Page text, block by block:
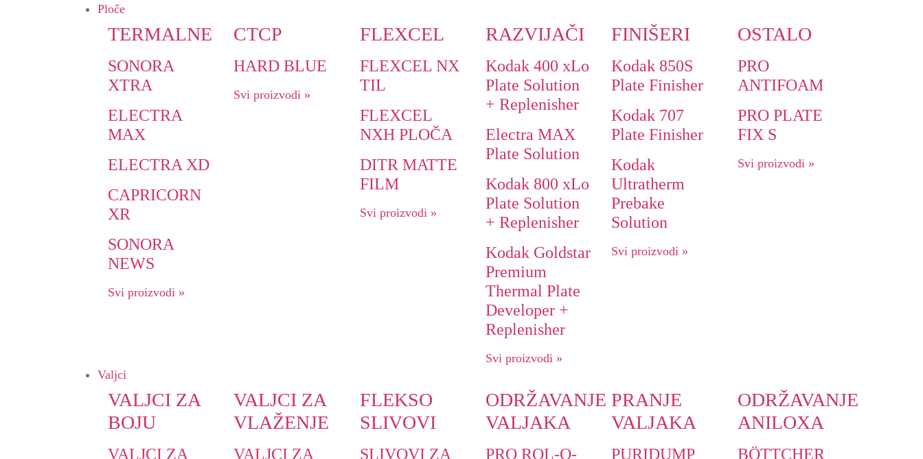
Ploče
TERMALNE
SONORA
XTRA
ELECTRA
MAX
ELECTRA XD
CAPRICORN
XR
SONORA
NEWS
Svi proizvodi »
CTCP
HARD BLUE
Svi proizvodi »
FLEXCEL
FLEXCEL NX
TIL
FLEXCEL
NXH PLOČA
DITR MATTE
FILM
Svi proizvodi »
RAZVIJAČI
Kodak 400 xLo
Plate Solution
+ Replenisher
Electra MAX
Plate Solution
Kodak 800 xLo
Plate Solution
+ Replenisher
Kodak Goldstar
Premium
Thermal Plate
Developer +
Replenisher
Svi proizvodi »
FINIŠERI
Kodak 850S
Plate Finisher
Kodak 707
Plate Finisher
Kodak
Ultratherm
Prebake
Solution
Svi proizvodi »
OSTALO
PRO
ANTIFOAM
PRO PLATE
FIX S
Svi proizvodi »
Valjci
VALJCI ZA
BOJU
VALJCI ZA
VALJCI ZA
VLAŽENJE
VALJCI ZA
FLEKSO
SLIVOVI
SLIVOVI ZA
ODRŽAVANJE
VALJAKA
PRO ROL-O-
PRANJE
VALJAKA
PURIDUMP
ODRŽAVANJE
ANILOXA
BÖTTCHER